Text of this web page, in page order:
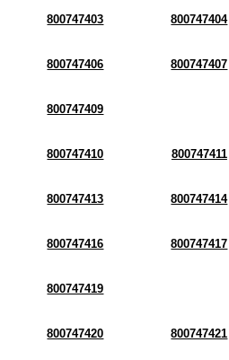
800747403 800747404
800747406 800747407
800747409
800747410 800747411
800747413 800747414
800747416 800747417
800747419
800747420 800747421